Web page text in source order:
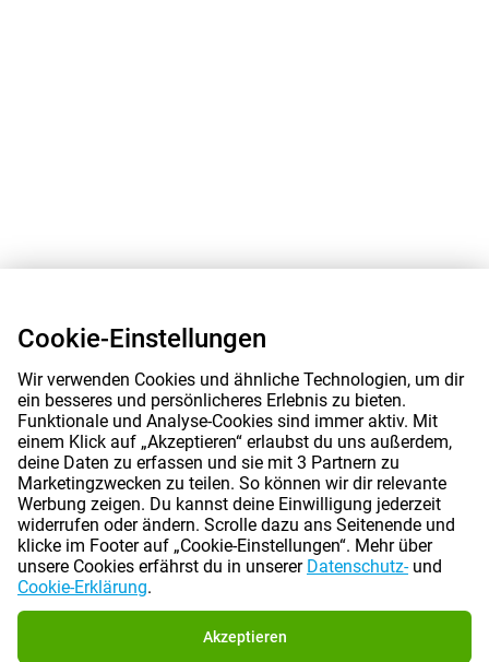
Cookie-Einstellungen
Wir verwenden Cookies und ähnliche Technologien, um dir
ein besseres und persönlicheres Erlebnis zu bieten.
Funktionale und Analyse-Cookies sind immer aktiv. Mit
einem Klick auf „Akzeptieren“ erlaubst du uns außerdem,
deine Daten zu erfassen und sie mit 3 Partnern zu
Marketingzwecken zu teilen. So können wir dir relevante
Werbung zeigen. Du kannst deine Einwilligung jederzeit
widerrufen oder ändern. Scrolle dazu ans Seitenende und
klicke im Footer auf „Cookie-Einstellungen“. Mehr über
unsere Cookies erfährst du in unserer Datenschutz-und
Cookie-Erklärung.
Akzeptieren